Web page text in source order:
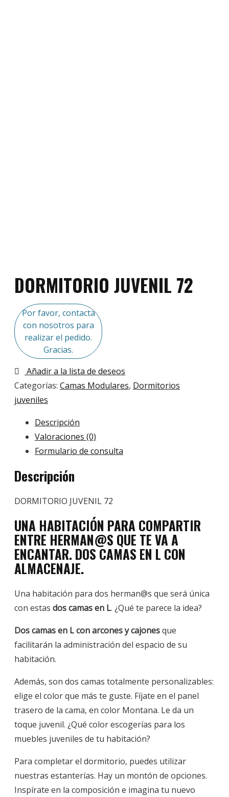
DORMITORIO JUVENIL 72
Por favor, contacta
con nosotros para
realizar el pedido.
Gracias.
Añadir a la lista de deseos
Categorías: Camas Modulares, Dormitorios
juveniles
Descripción
Valoraciones (0)
Formulario de consulta
Descripción
DORMITORIO JUVENIL 72
UNA HABITACIÓN PARA COMPARTIR
ENTRE HERMAN@S QUE TE VA A
ENCANTAR. DOS CAMAS EN L CON
ALMACENAJE.
Una habitación para dos herman@s que será única
con estas dos camas en L. ¿Qué te parece la idea?
Dos camas en L con arcones y cajonesque
facilitarán la administración del espacio de su
habitación.
Además, son dos camas totalmente personalizables:
elige el color que más te guste. Fíjate en el panel
trasero de la cama, en color Montana. Le da un
toque juvenil. ¿Qué color escogerías para los
muebles juveniles de tu habitación?
Para completar el dormitorio, puedes utilizar
nuestras estanterías. Hay un montón de opciones.
Inspírate en la composición e imagina tu nuevo